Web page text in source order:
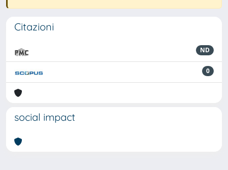
Citazioni
ND
0
social impact